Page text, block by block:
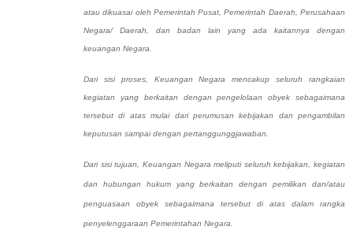
atau dikuasai oleh Pemerintah Pusat, Pemerintah Daerah, Perusahaan
Negara/ Daerah, dan badan lain yang ada kaitannya dengan
keuangan Negara.
Dari sisi proses, Keuangan Negara mencakup seluruh rangkaian
kegiatan yang berkaitan dengan pengelolaan obyek sebagaimana
tersebut di atas mulai dari perumusan kebijakan dan pengambilan
keputusan sampai dengan pertanggunggjawaban.
Dari sisi tujuan, Keuangan Negara meliputi seluruh kebijakan, kegiatan
dan hubungan hukum yang berkaitan dengan pemilikan dan/atau
penguasaan obyek sebagaimana tersebut di atas dalam rangka
penyelenggaraan Pemerintahan Negara.